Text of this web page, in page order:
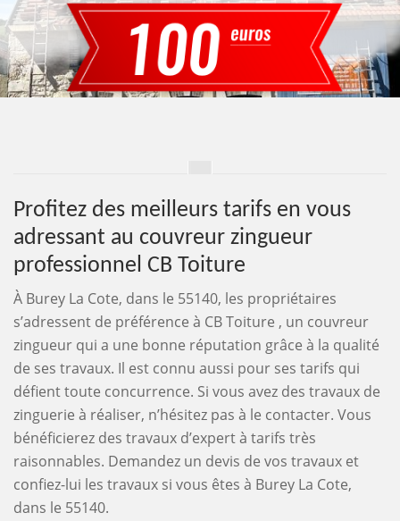
Profitez des meilleurs tarifs en vous
adressant au couvreur zingueur
professionnel CB Toiture
À Burey La Cote, dans le 55140, les propriétaires
s’adressent de préférence à CB Toiture , un couvreur
zingueur qui a une bonne réputation grâce à la qualité
de ses travaux. Il est connu aussi pour ses tarifs qui
défient toute concurrence. Si vous avez des travaux de
zinguerie à réaliser, n’hésitez pas à le contacter. Vous
bénéficierez des travaux d’expert à tarifs très
raisonnables. Demandez un devis de vos travaux et
confiez-lui les travaux si vous êtes à Burey La Cote,
dans le 55140.